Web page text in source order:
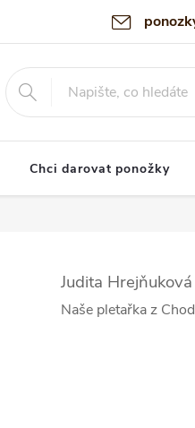
Chci darovat ponožky
Judita Hrejňuková
Naše pletařka z